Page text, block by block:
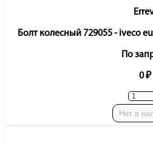
Болт колесный 729055 - iveco
По
0 ₽
Нет в